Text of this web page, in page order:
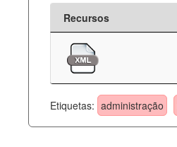
Recursos
Etiquetas: administração